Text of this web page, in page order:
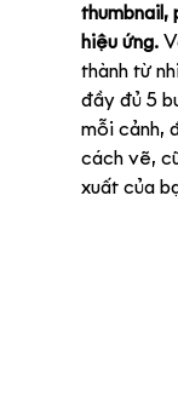
thumbnail,
hiệu ứng.
thành từ
đầy đủ 5
mỗi cảnh,
cách vẽ,
xuất của